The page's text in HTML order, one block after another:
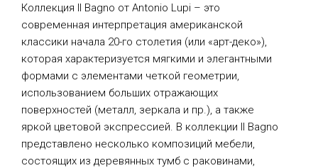
Коллекция Il Bagno от Antonio Lupi – это
современная интерпретация американской
классики начала 20-го столетия (или «арт-деко»),
которая характеризуется мягкими и элегантными
формами с элементами четкой геометрии,
использованием больших отражающих
поверхностей (металл, зеркала и пр.), а также
яркой цветовой экспрессией. В коллекции Il Bagno
представлено несколько композиций мебели,
состоящих из деревянных тумб с раковинами,